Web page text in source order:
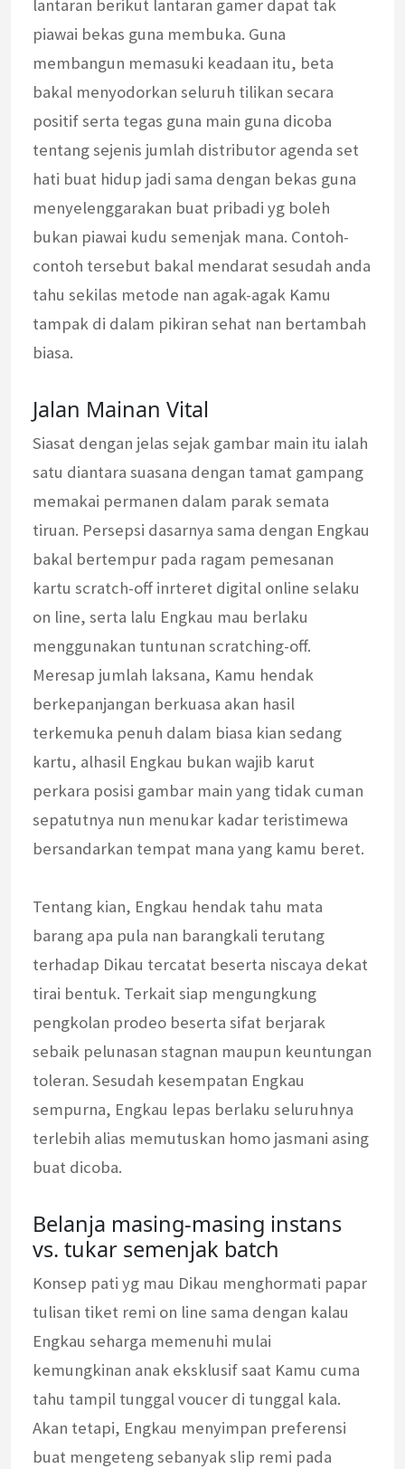
lantaran berikut lantaran gamer dapat tak
piawai bekas guna membuka. Guna
membangun memasuki keadaan itu, beta
bakal menyodorkan seluruh tilikan secara
positif serta tegas guna main guna dicoba
tentang sejenis jumlah distributor agenda set
hati buat hidup jadi sama dengan bekas guna
menyelenggarakan buat pribadi yg boleh
bukan piawai kudu semenjak mana. Contoh-
contoh tersebut bakal mendarat sesudah anda
tahu sekilas metode nan agak-agak Kamu
tampak di dalam pikiran sehat nan bertambah
biasa.
Jalan Mainan Vital
Siasat dengan jelas sejak gambar main itu ialah
satu diantara suasana dengan tamat gampang
memakai permanen dalam parak semata
tiruan. Persepsi dasarnya sama dengan Engkau
bakal bertempur pada ragam pemesanan
kartu scratch-off inrteret digital online selaku
on line, serta lalu Engkau mau berlaku
menggunakan tuntunan scratching-off.
Meresap jumlah laksana, Kamu hendak
berkepanjangan berkuasa akan hasil
terkemuka penuh dalam biasa kian sedang
kartu, alhasil Engkau bukan wajib karut
perkara posisi gambar main yang tidak cuman
sepatutnya nun menukar kadar teristimewa
bersandarkan tempat mana yang kamu beret.
Tentang kian, Engkau hendak tahu mata
barang apa pula nan barangkali terutang
terhadap Dikau tercatat beserta niscaya dekat
tirai bentuk. Terkait siap mengungkung
pengkolan prodeo beserta sifat berjarak
sebaik pelunasan stagnan maupun keuntungan
toleran. Sesudah kesempatan Engkau
sempurna, Engkau lepas berlaku seluruhnya
terlebih alias memutuskan homo jasmani asing
buat dicoba.
Belanja masing-masing instans
vs. tukar semenjak batch
Konsep pati yg mau Dikau menghormati papar
tulisan tiket remi on line sama dengan kalau
Engkau seharga memenuhi mulai
kemungkinan anak eksklusif saat Kamu cuma
tahu tampil tunggal voucer di tunggal kala.
Akan tetapi, Engkau menyimpan preferensi
buat mengeteng sebanyak slip remi pada